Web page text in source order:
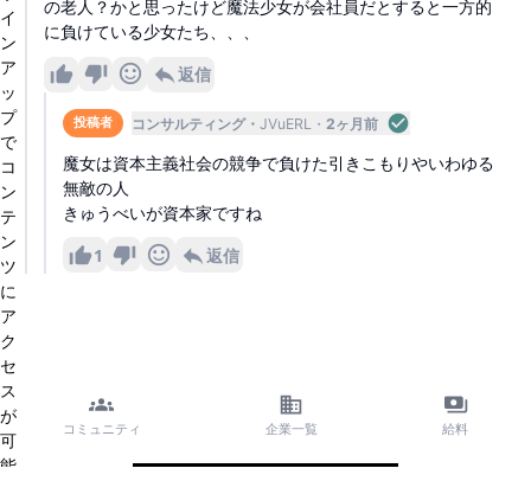
イ
ン
ア
ッ
プ
で
コ
ン
テ
ン
ツ
に
ア
ク
セ
ス
が
可
能
の老人？かと思ったけど魔法少女が会社員だとすると一方的
に負けている少女たち、、、
返信
投稿者 コンサルティング JVuERL 2ヶ月前
魔女は資本主義社会の競争で負けた引きこもりやいわゆる
無敵の人
きゅうべいが資本家ですね
1 返信
コミュニティ 企業一覧 給料